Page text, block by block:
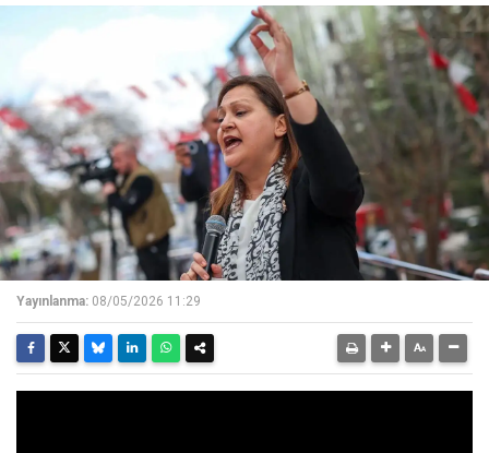
Yayınlanma: 08/05/2026 11:29